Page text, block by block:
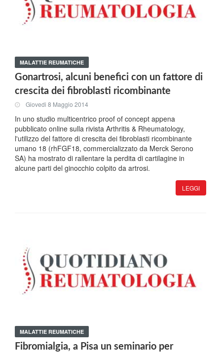
MALATTIE REUMATICHE
Gonartrosi, alcuni benefici con un fattore di
crescita dei fibroblasti ricombinante
Giovedi 8 Maggio 2014
In uno studio multicentrico proof of concept appena
pubblicato online sulla rivista Arthritis & Rheumatology,
l'utilizzo del fattore di crescita dei fibroblasti ricombinante
umano 18 (rhFGF18, commercializzato da Merck Serono
SA) ha mostrato di rallentare la perdita di cartilagine in
alcune parti del ginocchio colpito da artrosi.
LEGGI
MALATTIE REUMATICHE
Fibromialgia, a Pisa un seminario per